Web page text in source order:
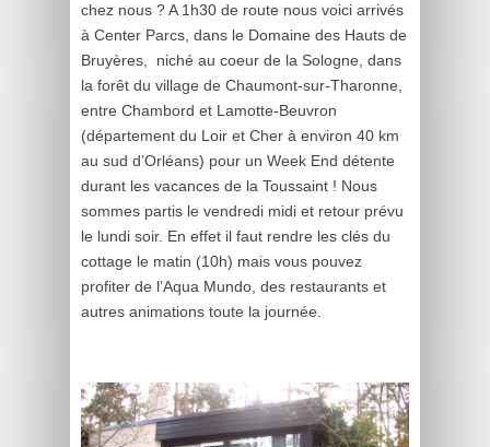
chez nous ? A 1h30 de route nous voici arrivés
à Center Parcs, dans le Domaine des Hauts de
Bruyères, niché au coeur de la Sologne, dans
la forêt du village de Chaumont-sur-Tharonne,
entre Chambord et Lamotte-Beuvron
(département du Loir et Cher à environ 40 km
au sud d’Orléans) pour un Week End détente
durant les vacances de la Toussaint ! Nous
sommes partis le vendredi midi et retour prévu
le lundi soir. En effet il faut rendre les clés du
cottage le matin (10h) mais vous pouvez
profiter de l’Aqua Mundo, des restaurants et
autres animations toute la journée.